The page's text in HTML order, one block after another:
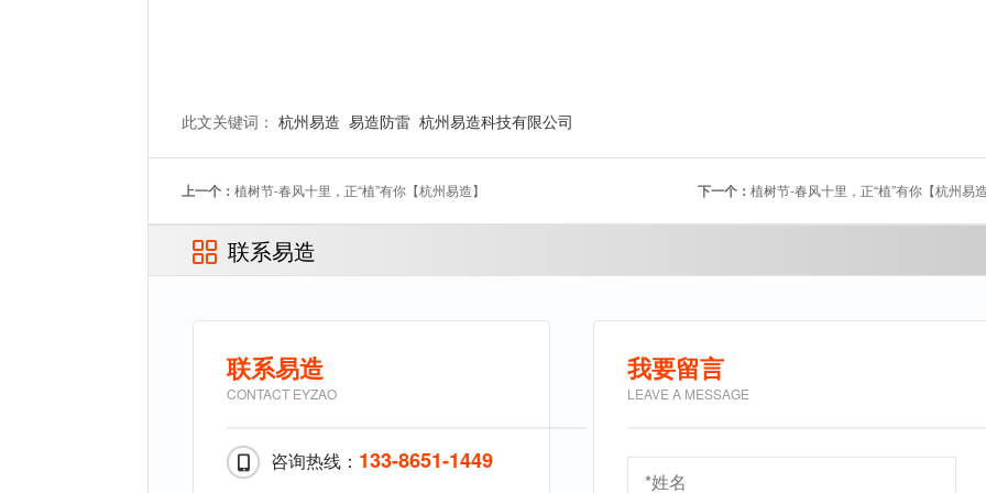
此文关键词：杭州易造 易造防雷 杭州易造科技有限公司
上一个：植树节-春风十里，正“植”有你【杭州易造】 下一个： 植树节-春风十里，正“植”有你【杭州易
联系易造
联系易造
CONTACT EYZAO
咨询热线： 133-8651-1449
我要留言
LEAVE A MESSAGE